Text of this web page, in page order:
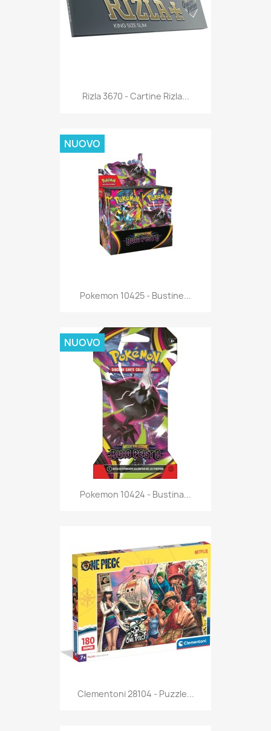
Anteprima
Rizla 3670 - Cartine Rizla...
Anteprima
Pokemon 10425 - Bustine...
NUOVO
Anteprima
Pokemon 10424 - Bustina...
NUOVO
Anteprima
Clementoni 28104 - Puzzle...